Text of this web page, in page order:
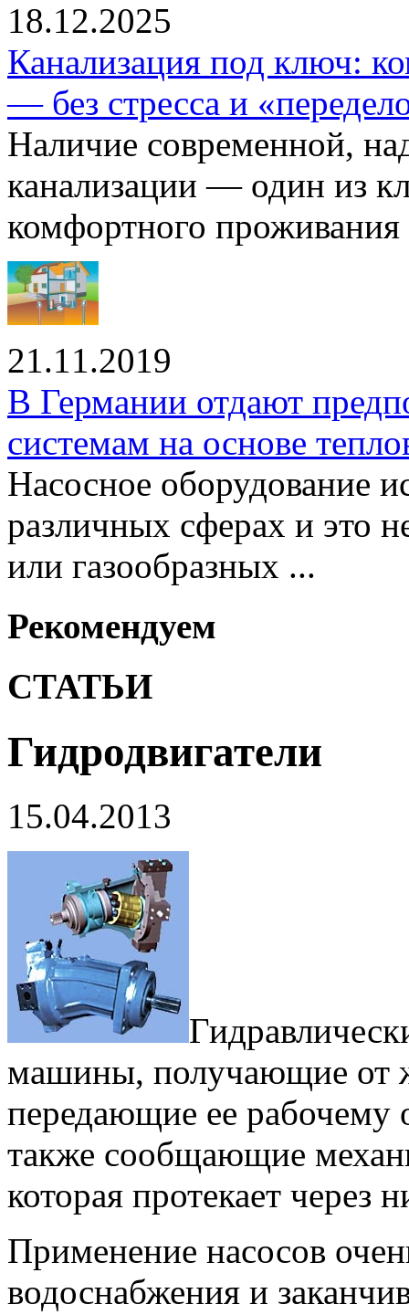
18.12.2025
Канализация под ключ:
— без стресса и
Наличие современной,
канализации — один из
комфортного проживания
21.11.2019
В Германии отдают
системам на основе
Насосное оборудование
различных сферах и это
или газообразных ...
Рекомендуем
СТАТЬИ
Гидродвигатели
15.04.2013
машины, получающие от
передающие ее рабочему
также сообщающие
которая протекает через
Применение насосов
водоснабжения и